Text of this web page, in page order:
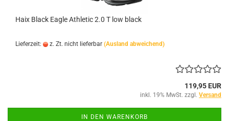
Haix Black Eagle Athletic 2.0 T low black
Lieferzeit: z. Zt. nicht lieferbar (Ausland abweichend)
119,95 EUR
inkl. 19% MwSt. zzgl. Versand
IN DEN WARENKORB